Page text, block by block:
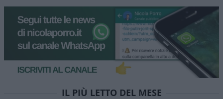
IL PIÙ LETTO DEL MESE